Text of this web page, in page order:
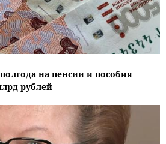
на пенсии и пособия
рублей